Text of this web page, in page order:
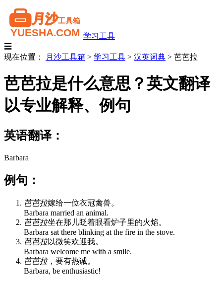
学习工具
☰
现在位置：
月沙工具箱 > 学习工具 > 汉英词典 > 芭芭拉
芭芭拉是什么意思？英文翻译
以专业解释、例句
英语翻译：
Barbara
例句：
芭芭拉嫁给一位衣冠禽兽。
Barbara married an animal.
芭芭拉坐在那儿眨着眼看炉子里的火焰。
Barbara sat there blinking at the fire in the stove.
芭芭拉以微笑欢迎我。
Barbara welcome me with a smile.
芭芭拉，要有热诚。
Barbara, be enthusiastic!